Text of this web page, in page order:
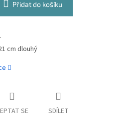
Přidat do košíku
cm dlouhý
SE SDÍLET